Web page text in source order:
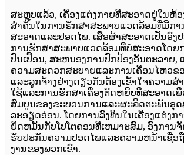
ສະຫຼຸບແລ້ວ, ເຄື່ອງແຕ່ງກາຍທີ່ສະອາດຢູ່ໃນຫ້
ສໍາຄັນໃນການຮັກສາສະພາບແວດລ້ອມທີ່ມີກ
ສະອາດແລະປອດໄພ. ເສື້ອຜ້າສະອາດເປັນອົງ
ການຮັກສາສະພາບແວດລ້ອມທີ່ບໍ່ສະອາດໂດ
ປົນເປື້ອນ, ສະຫນອງການປົກປ້ອງອັນຕະລາຍ,
ຄວາມສະດວກສະບາຍແລະການເຄື່ອນໄຫວຂ
ແລະລູກຈ້າງຢ່າງດຽວກັນຕ້ອງເຂົ້າໃຈຄວາມສໍ
ໃຊ້ແລະການຮັກສາເຄື່ອງຕັດຫຍິບທີ່ສະອາດເ
ສົມບູນຂອງຂະບວນການແລະຜະລິດຕະພັນອຸ
ລະອຽດອ່ອນ. ໂດຍການລົງທຶນໃນເຄື່ອງແຕ່ງກ
ຍຶດຫມັ້ນກັບໂປໂຕຄອນທີ່ເຫມາະສົມ, ອົງການ
ຮັບປະກັນຄວາມປອດໄພແລະຄວາມຫນ້າເຊື່ອ
ງານຂອງພວກເຂົາ.